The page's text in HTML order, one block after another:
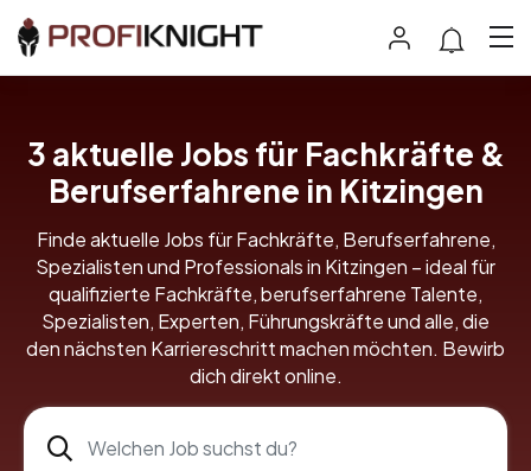
3 aktuelle Jobs für Fachkräfte &
Berufserfahrene in Kitzingen
Finde aktuelle Jobs für Fachkräfte, Berufserfahrene,
Spezialisten und Professionals in Kitzingen – ideal für
qualifizierte Fachkräfte, berufserfahrene Talente,
Spezialisten, Experten, Führungskräfte und alle, die
den nächsten Karriereschritt machen möchten. Bewirb
dich direkt online.